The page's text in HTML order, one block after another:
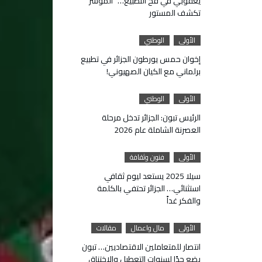
تكشف المستور
الأولى الوطني
إخوان حمس يورطون الجزائر في تطبيع
برلماني مع الكيان الصهيوني!
الأولى الوطني
الرئيس تبون: الجزائر تدخل مرحلة
العصرنة الشاملة عام 2026
الأولى فنون وثقافة
سيلا 2025 يستعد ليوم ثقافي
استثنائي… الجزائر تحتفي بالكلمة
والفكر غداً
الأولى مال واعمال مقالات
انتصار للمتعاملين الاقتصاديين… تبون